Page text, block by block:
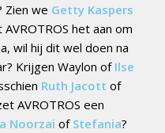
Zien we Getty Kaspers
het aan om
wil hij dit wel doen na
Krijgen Waylon of Ilse
Ruth Jacott of
AVROTROS een
Noorzai of Stefania?